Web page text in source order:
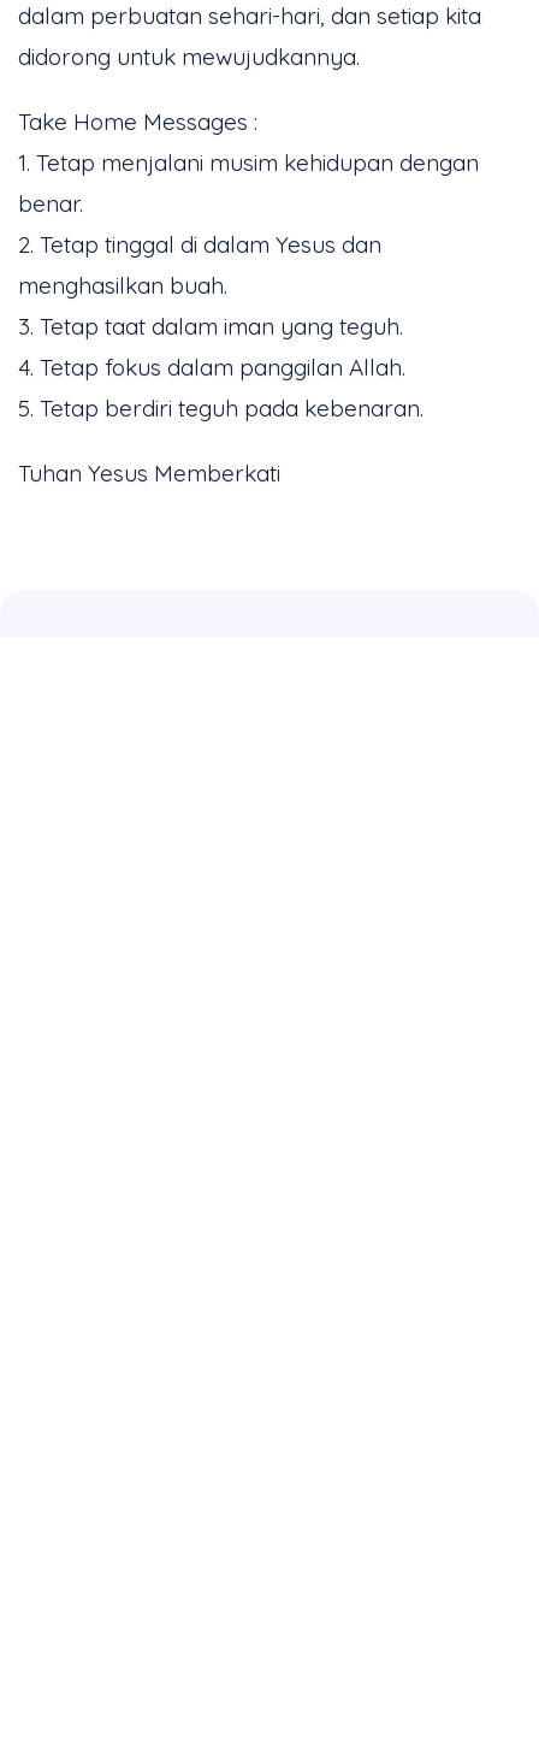
dalam perbuatan sehari-hari, dan setiap kita
didorong untuk mewujudkannya.
Take Home Messages :
1. Tetap menjalani musim kehidupan dengan
benar.
2. Tetap tinggal di dalam Yesus dan
menghasilkan buah.
3. Tetap taat dalam iman yang teguh.
4. Tetap fokus dalam panggilan Allah.
5. Tetap berdiri teguh pada kebenaran.
Tuhan Yesus Memberkati